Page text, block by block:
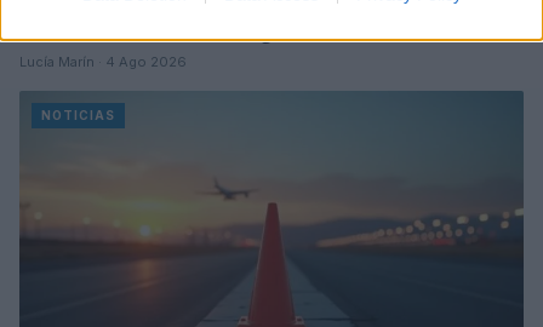
Incidente de fuego en la Terminal 2 del aeropuerto
Murtala Muhammed en Lagos
Lucía Marín · 4 Ago 2026
NOTICIAS